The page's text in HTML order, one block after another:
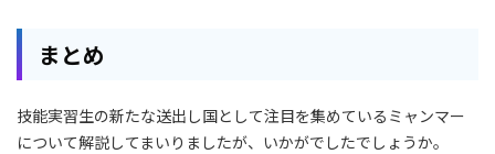
まとめ
技能実習生の新たな送出し国として注目を集めているミャンマー
について解説してまいりましたが、いかがでしたでしょうか。